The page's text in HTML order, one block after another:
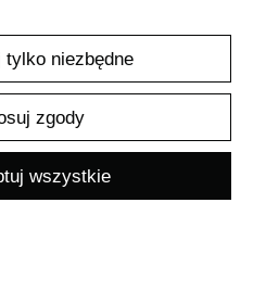
lat eleganckie "
17,50 zł
Cena netto:
do koszyka
tylko niezbędne
zgody
wszystkie